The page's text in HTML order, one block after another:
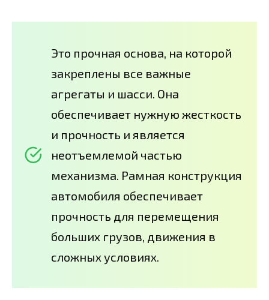
Это прочная основа, на которой
закреплены все важные
агрегаты и шасси. Она
обеспечивает нужную жесткость
и прочность и является
неотъемлемой частью
механизма. Рамная конструкция
автомобиля обеспечивает
прочность для перемещения
больших грузов, движения в
сложных условиях.